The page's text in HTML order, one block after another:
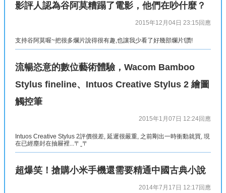
影評人認為谷阿莫糟蹋了電影，他們在吵什麼？
2015年12月04日 23:15 回應
支持谷阿莫喔~把很多爛片說得很有趣,也讓我少看了好幾部爛片!讚!
流暢恣意的數位藝術體驗，Wacom Bamboo
Stylus fineline、Intuos Creative Stylus 2 繪圖
觸控筆
2015年1月07日 12:24回應
Intuos Creative Stylus 2評價很差, 延遲很嚴重, 之前剛出一時衝動就買, 現
在已經塵封在抽屜裡...〒ˍ〒
超爆笑！搶購小米手機還需要精通中國古典小說
2014年7月17日 12:17 回應